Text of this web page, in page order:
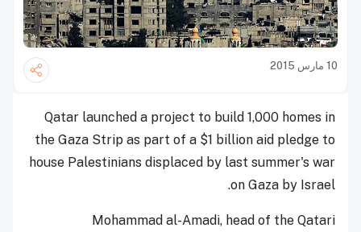
10 مارس 2015
Qatar launched a project to build 1,000 homes in
the Gaza Strip as part of a $1 billion aid pledge to
house Palestinians displaced by last summer's war
on Gaza by Israel.
Mohammad al-Amadi, head of the Qatari